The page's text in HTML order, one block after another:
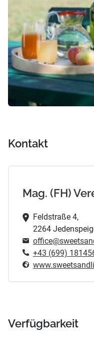
Kontakt
Mag. (FH)
Feldstraße 4,
2264
+43 (699)
Verfügbarkeit